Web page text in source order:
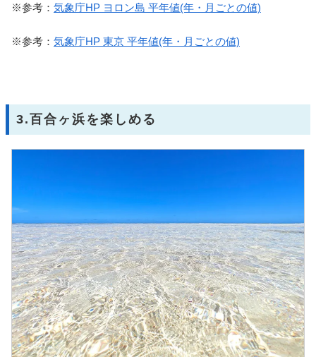
※参考： 気象庁HP ヨロン島 平年値(年・月ごとの値)
※参考： 気象庁HP 東京 平年値(年・月ごとの値)
3.百合ヶ浜を楽しめる